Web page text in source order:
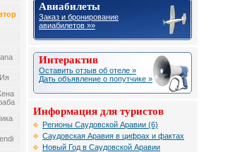
Ия
Авиабилеты
Заказ и бронирование
авиабилетов »»
Интерактив
Оставить отзыв об отеле »
Дать объявление о попутчике »
Информация для туристов
Регионы Саудовской Аравии (6)
Саудовская Аравия в цифрах и фактах
Новый Год в Саудовской Аравии